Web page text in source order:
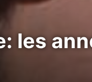
les